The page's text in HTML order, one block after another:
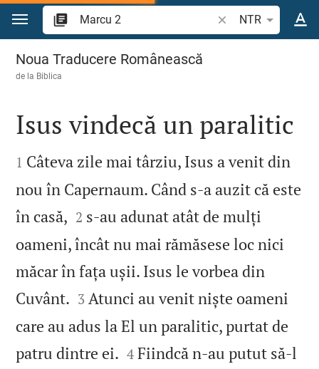
Sari la conținut
Căutați un verset
NTR
Marcu 2
Noua Traducere Românească
de la Biblica

Isus vindecă un paralitic

1 Câteva zile mai târziu, Isus a venit din
nou în Capernaum. Când s‑a auzit că este
în casă, 

2 s‑au adunat atât de mulți
oameni, încât nu mai rămăsese loc nici
măcar în fața ușii. Isus le vorbea din
Cuvânt. 

3 Atunci au venit niște oameni
care au adus la El un paralitic, purtat de
patru dintre ei. 

4 Fiindcă n‑au putut să‑l